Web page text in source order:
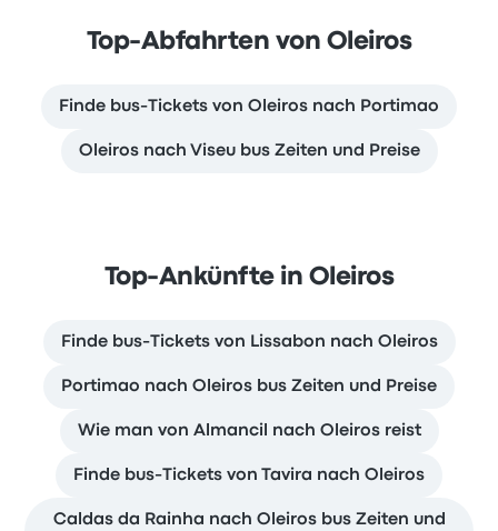
Top-Abfahrten von Oleiros
Finde bus-Tickets von Oleiros nach Portimao
Oleiros nach Viseu bus Zeiten und Preise
Top-Ankünfte in Oleiros
Finde bus-Tickets von Lissabon nach Oleiros
Portimao nach Oleiros bus Zeiten und Preise
Wie man von Almancil nach Oleiros reist
Finde bus-Tickets von Tavira nach Oleiros
Caldas da Rainha nach Oleiros bus Zeiten und